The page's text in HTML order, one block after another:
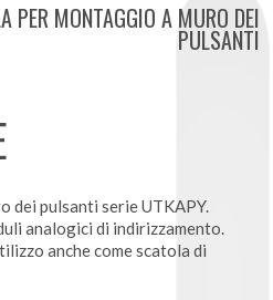
PER MONTAGGIO A MURO DEI
PULSANTI
dei pulsanti serie UTKAPY.
analogici di indirizzamento.
anche come scatola di